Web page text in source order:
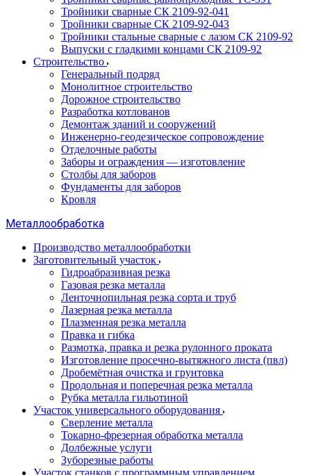
Тройники сварные СК 2109-92-041
Тройники сварные СК 2109-92-043
Тройники стальные сварные с лазом СК 2109-92
Выпуски с гладкими концами СК 2109-92
Строительство
Генеральный подряд
Монолитное строительство
Дорожное строительство
Разработка котлованов
Демонтаж зданий и сооружений
Инженерно-геодезическое сопровождение
Отделочные работы
Заборы и ограждения — изготовление
Столбы для заборов
Фундаменты для заборов
Кровля
Металлообработка
Производство металлообработки
Заготовительный участок
Гидроабразивная резка
Газовая резка металла
Ленточнопильная резка сорта и труб
Лазерная резка металла
Плазменная резка металла
Правка и гибка
Размотка, правка и резка рулонного проката
Изготовление просечно-вытяжного листа (пвл)
Дробемётная очистка и грунтовка
Продольная и поперечная резка металла
Рубка металла гильотиной
Участок универсального оборудования
Сверление металла
Токарно-фрезерная обработка металла
Долбежные услуги
Зуборезные работы
Участок станков с программным управлением